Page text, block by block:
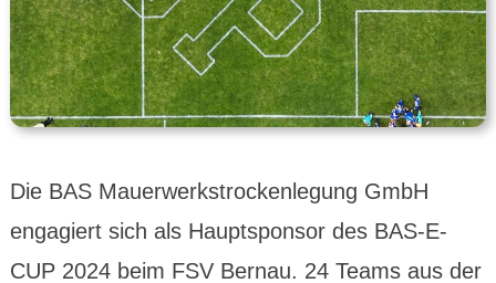
Die BAS Mauer­werks­trocken­legung GmbH
engagiert sich als Haupt­sponsor des BAS-E-
CUP 2024 beim FSV Bernau. 24 Teams aus der